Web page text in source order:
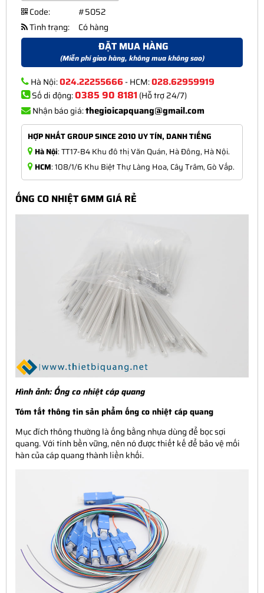
Code:
#5052
Tình trạng:
Có hàng
ĐẶT MUA HÀNG
(Miễn phí giao hàng, không mua không sao)
Hà Nội:024.22255666- HCM:028.62959919
Số di động:0385 90 8181(Hỗ trợ 24/7)
Nhận báo giá:thegioicapquang@gmail.com
HỢP NHẤT GROUP SINCE 2010 UY TÍN, DANH TIẾNG
Hà Nội: TT17-B4 Khu đô thị Văn Quán, Hà Đông, Hà Nội.
HCM: 108/1/6 Khu Biệt Thự Làng Hoa, Cây Trâm, Gò Vấp.
ỐNG CO NHIỆT 6MM GIÁ RẺ
Hình ảnh:Ống co nhiệt cáp quang
Tóm tắt thông tin sản phẩm ống co nhiệt cáp quang
Mục đích thông thường là ống bằng nhựa dùng để bọc sợi
quang. Với tính bền vững, nên nó được thiết kế để bảo vệ mối
hàn của cáp quang thành liền khối.